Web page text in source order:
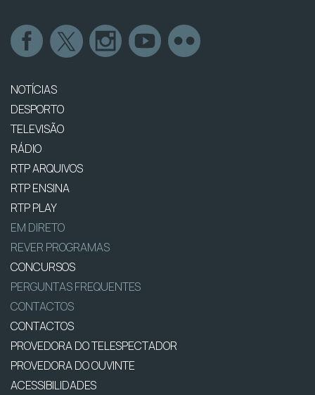
NOTÍCIAS
DESPORTO
TELEVISÃO
RÁDIO
RTP ARQUIVOS
RTP ENSINA
RTP PLAY
EM DIRETO
REVER PROGRAMAS
CONCURSOS
PERGUNTAS FREQUENTES
CONTACTOS
CONTACTOS
PROVEDORA DO TELESPECTADOR
PROVEDORA DO OUVINTE
ACESSIBILIDADES